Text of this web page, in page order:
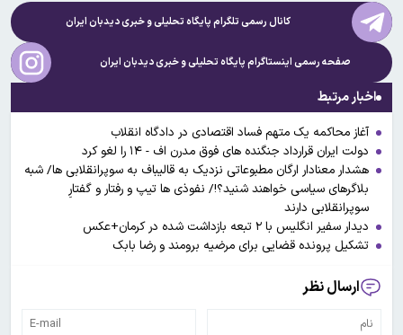
کانال رسمی تلگرام پایگاه تحلیلی و خبریدیدبان ایران
صفحه رسمی اینستاگرام پایگاه تحلیلی و خبریدیدبان ایران
اخبار مرتبط
آغاز محاکمه یک متهم فساد اقتصادی در دادگاه انقلاب
دولت ایران قرارداد جنگنده های فوق مدرن اف - ۱۴ را لغو کرد
بلاگرهای سیاسی خواهند شنید؟!/ نفوذی ها تیپ و رفتار و گفتارِ
سوپرانقلابی دارند
دیدار سفیر انگلیس با ۲ تبعه بازداشت شده در کرمان+عکس
تشکیل پرونده قضایی برای مرضیه برومند و رضا بابک
ارسال نظر